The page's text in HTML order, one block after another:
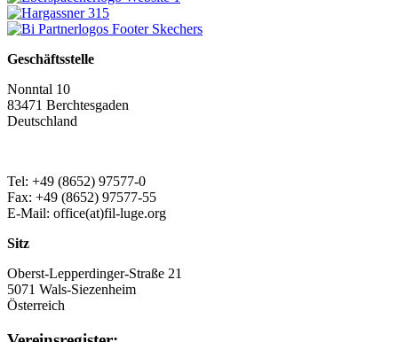
Geschäftsstelle
Nonntal 10
83471 Berchtesgaden
Deutschland
Tel: +49 (8652) 97577-0
Fax: +49 (8652) 97577-55
E-Mail: office(at)fil-luge.org
Sitz
Oberst-Lepperdinger-Straße 21
5071 Wals-Siezenheim
Österreich